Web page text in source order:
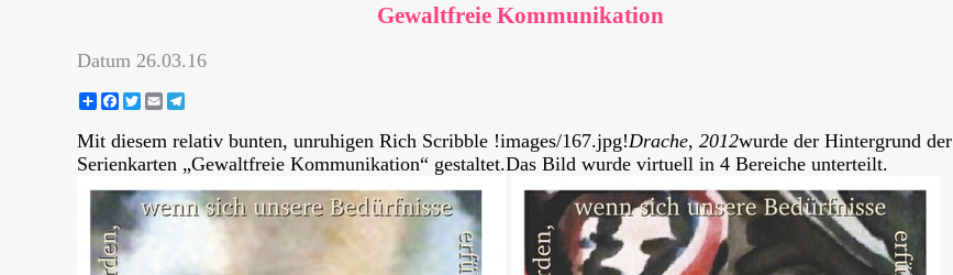
Gewaltfreie Kommunikation
Datum 26.03.16
ShareFacebook
Twitter
Email
Mit diesem relativ bunten, unruhigen Rich Scribble !images/167.jpg!Drache, 2012wurde der Hintergrund der
Serienkarten „Gewaltfreie Kommunikation“ gestaltet.Das Bild wurde virtuell in 4 Bereiche unterteilt.